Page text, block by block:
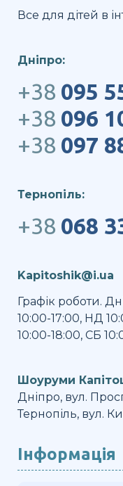
Все для дітей в
Дніпро:
+38 095
+38 096
+38 097
Тернопіль:
+38 068
Kapitoshik@i.ua
Графік роботи.
10:00-17:00, НД
10:00-18:00, СБ
Шоуруми
Дніпро, вул.
Тернопіль, вул.
Інформація